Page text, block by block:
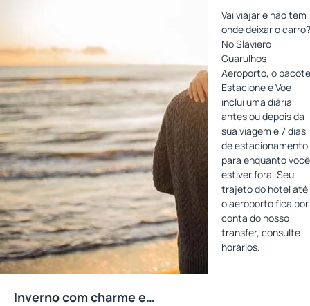
Inverno com charme e
Estacione e
Voe
Vai viajar e não tem
onde deixar o carro?
No Slaviero
Guarulhos
Aeroporto, o pacote
Estacione e Voe
inclui uma diária
antes ou depois da
sua viagem e 7 dias
de estacionamento
para enquanto você
estiver fora. Seu
trajeto do hotel até
o aeroporto fica por
conta do nosso
transfer, consulte
horários.